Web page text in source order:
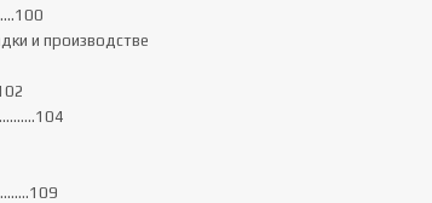
и производстве